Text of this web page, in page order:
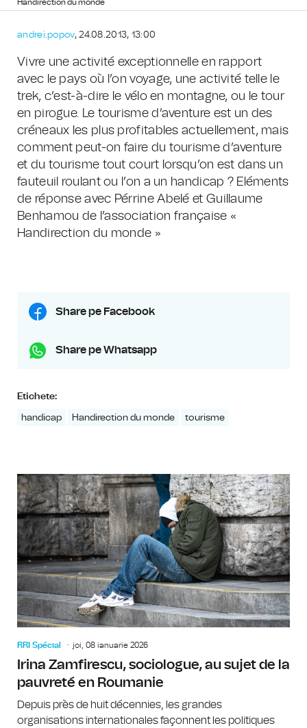
Handirection du monde
andrei.popov, 24.08.2013, 13:00
Vivre une activité exceptionnelle en rapport
avec le pays où l’on voyage, une activité telle le
trek, c’est-à-dire le vélo en montagne, ou le tour
en pirogue. Le tourisme d’aventure est un des
créneaux les plus profitables actuellement, mais
comment peut-on faire du tourisme d’aventure
et du tourisme tout court lorsqu’on est dans un
fauteuil roulant ou l’on a un handicap ? Eléments
de réponse avec Pérrine Abelé et Guillaume
Benhamou de l’association française «
Handirection du monde »
Share pe Facebook
Share pe Whatsapp
Etichete:
handicap Handirection du monde tourisme
RRI Spécial joi, 08 ianuarie 2026
Irina Zamfirescu, sociologue, au sujet de la
pauvreté en Roumanie
Depuis près de huit décennies, les grandes
organisations internationales façonnent les politiques